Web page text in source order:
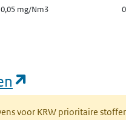
0,05 mg/Nm3
voor KRW prioritaire